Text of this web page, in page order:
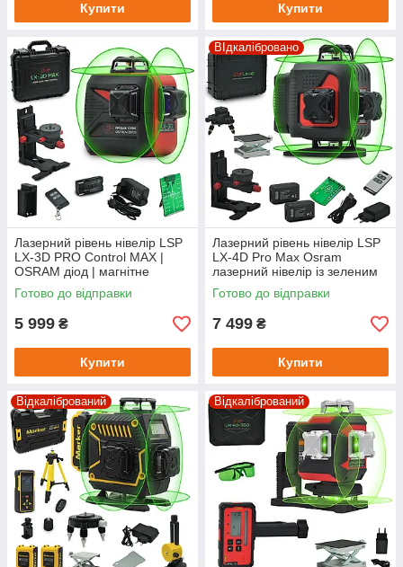
Купити Купити
Лазерний рівень нівелір LSP
LX-3D PRO Control MAX |
OSRAM діод | магнітне
кріплення мікроліфт
Готово до відправки
5 999 ₴
Купити
ВІдкалібровано
Лазерний рівень нівелір LSP
LX-4D Pro Max Osram
лазерний нівелір із зеленим
променем лазерний
будівельник
Готово до відправки
7 499 ₴
Купити
Відкалібрований Відкалібрований